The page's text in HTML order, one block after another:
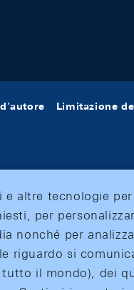
Limitazione
altre tecnologie
per
nonché per
riguardo si
il mondo), dei